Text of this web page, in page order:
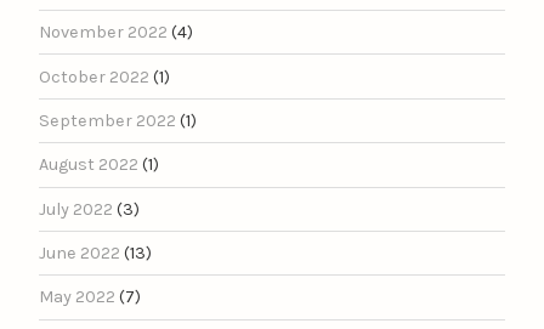
November 2022 (4)
October 2022 (1)
September 2022 (1)
August 2022 (1)
July 2022 (3)
June 2022 (13)
May 2022 (7)